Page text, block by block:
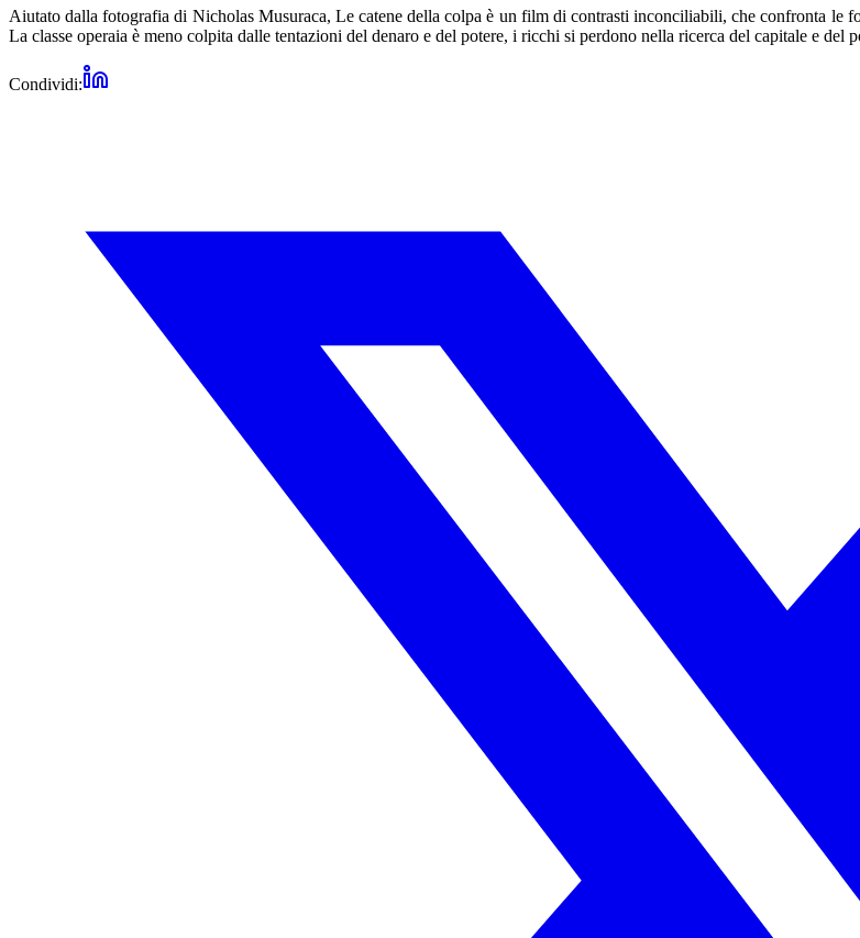
Aiutato dalla fotografia di Nicholas Musuraca, Le catene della colpa è un film di contrasti inconciliabili, che confronta le
La classe operaia è meno colpita dalle tentazioni del denaro e del potere, i ricchi si perdono nella ricerca del capitale e del
Condividi: